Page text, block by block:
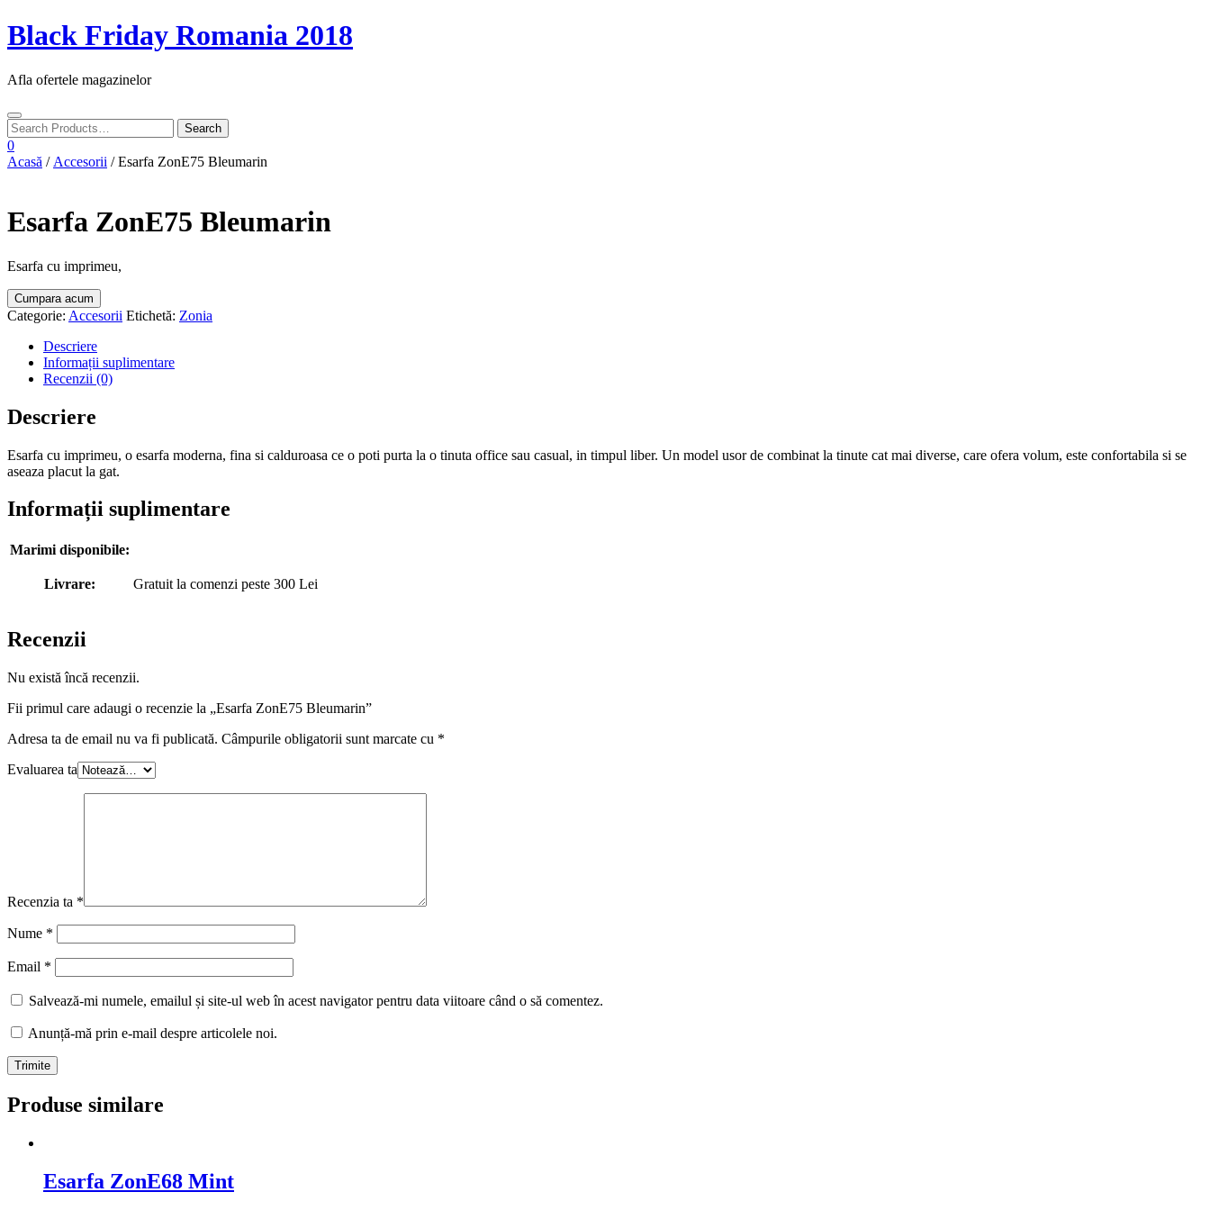
Skip
to
Black Friday Romania 2018
Afla ofertele magazinelor
Toggle
navigation
0
Acasă / Accesorii / Esarfa ZonE75 Bleumarin
Esarfa ZonE75 Bleumarin
Esarfa cu imprimeu,
Cumpara acum
Categorie: Accesorii Etichetă: Zonia
Descriere
Informații suplimentare
Recenzii (0)
Descriere
Esarfa cu imprimeu, o esarfa moderna, fina si calduroasa ce o poti purta la o tinuta office sau casual, in timpul liber. Un model usor de combinat la tinute cat mai diverse, care ofera volum, este confortabila si se
aseaza placut la gat.
Informații suplimentare
Marimi disponibile:
Livrare: Gratuit la comenzi peste 300 Lei
Recenzii
Nu există încă recenzii.
Fii primul care adaugi o recenzie la „Esarfa ZonE75 Bleumarin”
Adresa ta de email nu va fi publicată. Câmpurile obligatorii sunt marcate cu *
Evaluarea ta
Recenzia ta *
Nume *
Email *
Salvează-mi numele, emailul și site-ul web în acest navigator pentru data viitoare când o să comentez.
Anunță-mă prin e-mail despre articolele noi.
Produse similare
Esarfa ZonE68 Mint